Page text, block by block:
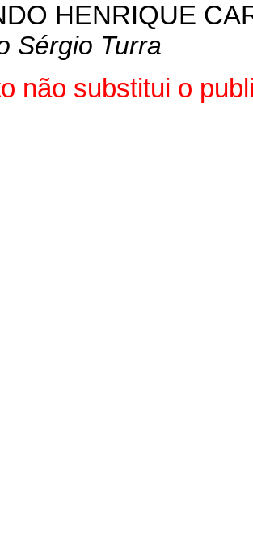
HENRIQUE
Sérgio Turra
não substitui o